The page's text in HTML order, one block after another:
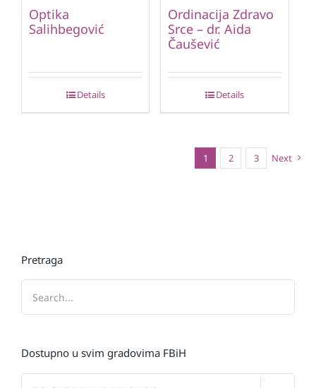
Optika
Salihbegović
Details
Ordinacija Zdravo
Srce – dr. Aida
Čaušević
Details
1 2 3 Next
Pretraga
Dostupno u svim gradovima FBiH